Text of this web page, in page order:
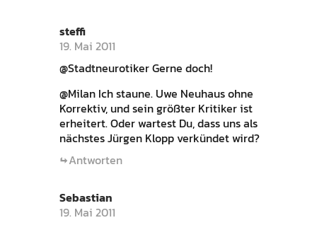
steffi
19. Mai 2011
@Stadtneurotiker Gerne doch!
@Milan Ich staune. Uwe Neuhaus ohne
Korrektiv, und sein größter Kritiker ist
erheitert. Oder wartest Du, dass uns als
nächstes Jürgen Klopp verkündet wird?
Antworten
Sebastian
19. Mai 2011